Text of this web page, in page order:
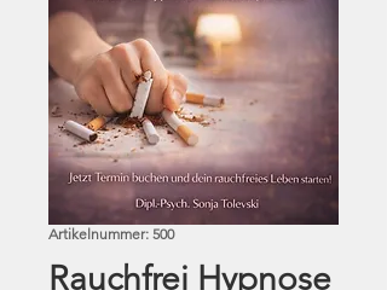
Artikelnummer: 500
Rauchfrei Hypnose